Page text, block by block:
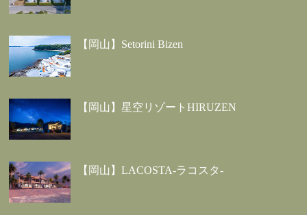
【岡山】Setorini Bizen
【岡山】星空リゾートHIRUZEN
【岡山】LACOSTA-ラコスタ-